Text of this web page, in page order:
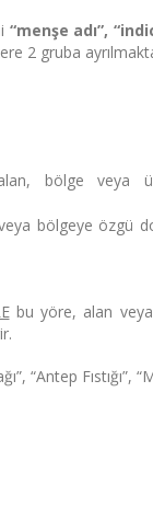
“menşe adı”,
2 gruba
bölge veya
bölgeye özgü
bu yöre, alan
“Antep Fıstığı”,